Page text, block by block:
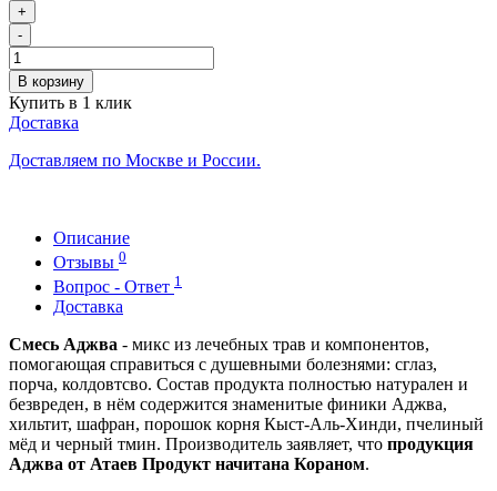
+
-
В корзину
Купить в 1 клик
Доставка
Доставляем по Москве и России.
Описание
Отзывы 0
Вопрос - Ответ 1
Доставка
Смесь Аджва - микс из лечебных трав и компонентов,
помогающая справиться с душевными болезнями: сглаз,
порча, колдовтсво. Состав продукта полностью натурален и
безвреден, в нём содержится знаменитые финики Аджва,
хильтит, шафран, порошок корня Кыст-Аль-Хинди, пчелиный
мёд и черный тмин. Производитель заявляет, что продукция
Аджва от Атаев Продукт начитана Кораном.